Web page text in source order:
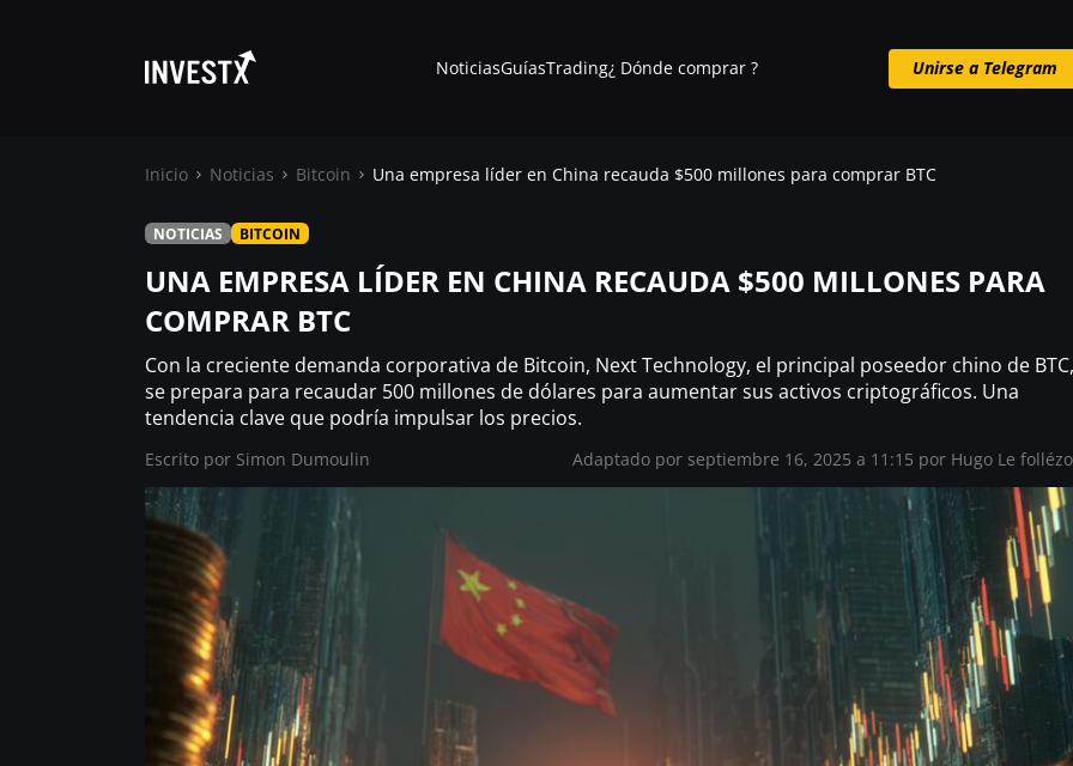
Noticias
Guías
Trading
¿ Dónde comprar ?
NoticiasGuíasTrading¿ Dónde comprar ? Unirse a Telegram
Inicio Noticias Bitcoin Una empresa líder en China recauda $500 millones para comprar BTC
NOTICIAS BITCOIN
UNA EMPRESA LÍDER EN CHINA RECAUDA $500 MILLONES PARA
COMPRAR BTC
Con la creciente demanda corporativa de Bitcoin, Next Technology, el principal poseedor chino de BTC,
se prepara para recaudar 500 millones de dólares para aumentar sus activos criptográficos. Una
tendencia clave que podría impulsar los precios.
Escrito por Simon Dumoulin Adaptado por septiembre 16, 2025 a 11:15 por Hugo Le